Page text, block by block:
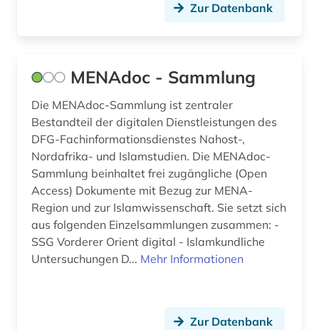
Zur Datenbank
MENAdoc - Sammlung
Die MENAdoc-Sammlung ist zentraler
Bestandteil der digitalen Dienstleistungen des
DFG-Fachinformationsdienstes Nahost-,
Nordafrika- und Islamstudien. Die MENAdoc-
Sammlung beinhaltet frei zugängliche (Open
Access) Dokumente mit Bezug zur MENA-
Region und zur Islamwissenschaft. Sie setzt sich
aus folgenden Einzelsammlungen zusammen: -
SSG Vorderer Orient digital - Islamkundliche
Untersuchungen D... Mehr Informationen
Zur Datenbank